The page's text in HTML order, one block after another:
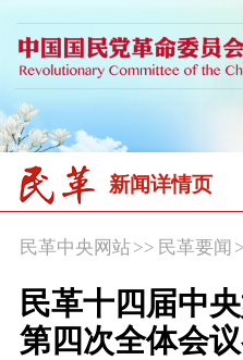
新闻详情页
民革中央网站>> 民革要闻
民革十四届中
第四次全体会